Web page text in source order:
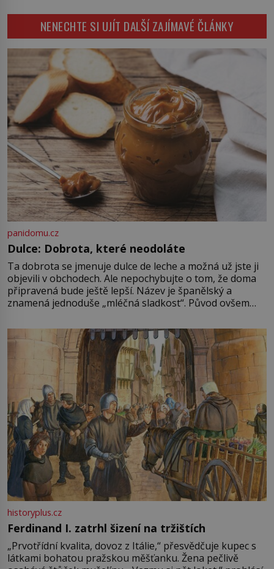
potácí zcela zmatený 14letý
Konerak Sinthasomphone. Když ho
zastaví policejní hlídka, ochable jí
nadiktuje adresu „jeho kamaráda“.
Strážníci ho dopraví zpět do
udaného bytu. Oním „kamarádem“
je ovšem jeden z nejslavnějších
vrahů, Jeffrey Dahmer (1960–1994).
Je 27. května 1991. […]
NENECHTE SI UJÍT DALŠÍ ZAJÍMAVÉ ČLÁNKY
panidomu.cz
Dulce: Dobrota, které neodoláte
Ta dobrota se jmenuje dulce de leche a možná už jste ji
objevili v obchodech. Ale nepochybujte o tom, že doma
připravená bude ještě lepší. Název je španělský a
znamená jednoduše „mléčná sladkost“. Původ ovšem
pře hned několik latinskoamerických zemí a k tomu
Francie, kde se traduje,
historyplus.cz
Ferdinand I. zatrhl šizení na tržištích
„Prvotřídní kvalita, dovoz z Itálie,“ přesvědčuje kupec s
látkami bohatou pražskou měšťanku. Žena pečlivě